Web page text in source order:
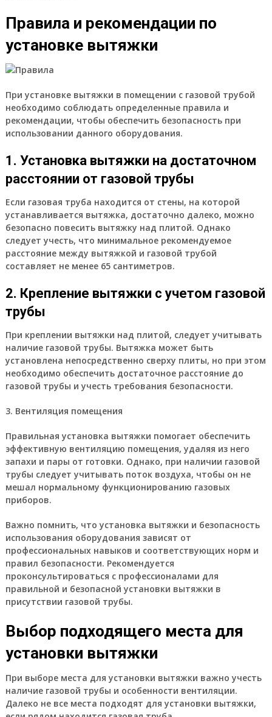
Правила и рекомендации по
установке вытяжки
При установке вытяжки в помещении с газовой трубой
необходимо соблюдать определенные правила и
рекомендации, чтобы обеспечить безопасность при
использовании данного оборудования.
1. Установка вытяжки на достаточном
расстоянии от газовой трубы
Если газовая труба находится от стены, на которой
устанавливается вытяжка, достаточно далеко, можно
безопасно повесить вытяжку над плитой. Однако
следует учесть, что минимальное рекомендуемое
расстояние между вытяжкой и газовой трубой
составляет не менее 65 сантиметров.
2. Крепление вытяжки с учетом газовой
трубы
При креплении вытяжки над плитой, следует учитывать
наличие газовой трубы. Вытяжка может быть
установлена непосредственно сверху плиты, но при этом
необходимо обеспечить достаточное расстояние до
газовой трубы и учесть требования безопасности.
3. Вентиляция помещения
Правильная установка вытяжки помогает обеспечить
эффективную вентиляцию помещения, удаляя из него
запахи и пары от готовки. Однако, при наличии газовой
трубы следует учитывать поток воздуха, чтобы он не
мешал нормальному функционированию газовых
приборов.
Важно помнить, что установка вытяжки и безопасность
использования оборудования зависят от
профессиональных навыков и соответствующих норм и
правил безопасности. Рекомендуется
проконсультироваться с профессионалами для
правильной и безопасной установки вытяжки в
присутствии газовой трубы.
Выбор подходящего места для
установки вытяжки
При выборе места для установки вытяжки важно учесть
наличие газовой трубы и особенности вентиляции.
Далеко не все места подходят для установки вытяжки,